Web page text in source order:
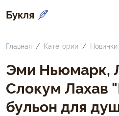
Букля
Главная Категории Новинки
Эми Ньюмарк,
Слокум Лахав
бульон для